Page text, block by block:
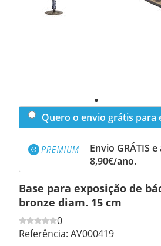
Quero o envio grátis para
Envio GRÁTIS
8,90€/ano.
Base para exposição de
bronze diam. 15 cm
0
Referência: AV000419